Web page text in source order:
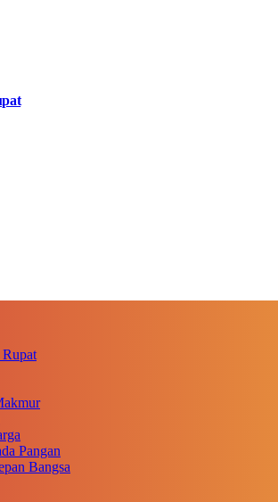
Pangan
Bangsa